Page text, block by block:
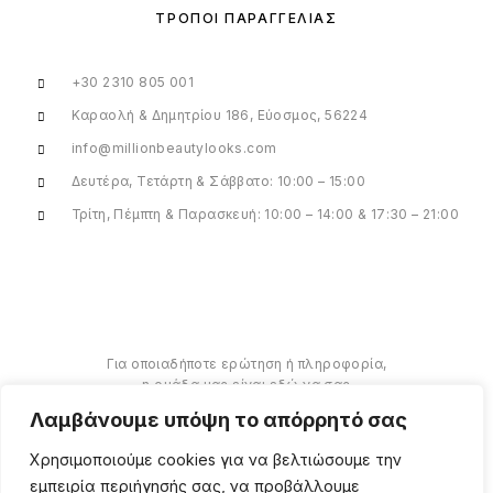
Λαμβάνουμε υπόψη το απόρρητό σας
Χρησιμοποιούμε cookies για να βελτιώσουμε την
εμπειρία περιήγησής σας, να προβάλλουμε
ΤΡΌΠΟΙ ΠΑΡΑΓΓΕΛΊΑΣ
+30 2310 805 001
Καραολή & Δημητρίου 186, Εύοσμος, 56224
info@millionbeautylooks.com
Δευτέρα, Τετάρτη & Σάββατο: 10:00 – 15:00
Τρίτη, Πέμπτη & Παρασκευή: 10:00 – 14:00 & 17:30 – 21:00
Για οποιαδήποτε ερώτηση ή πληροφορία,
η ομάδα μας είναι εδώ να σας
βοηθήσουμε.
ΠΕΡΙΣΣΌΤΕΡΑ